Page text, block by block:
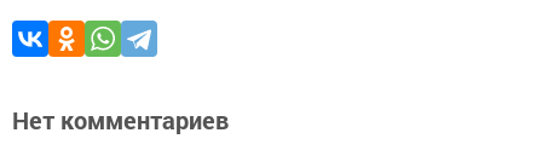
Нет комментариев